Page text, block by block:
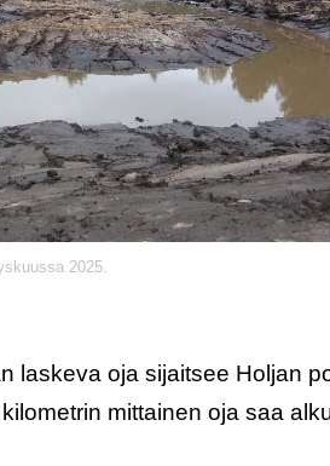
2025.
laskeva oja sijaitsee Holjan
mittainen oja saa